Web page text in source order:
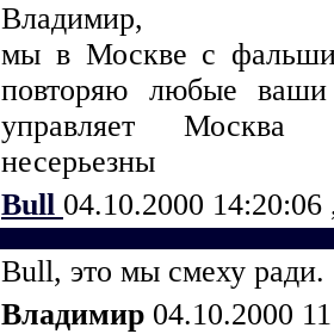
Владимир,
мы в Москве с
повторяю любые
управляет Москва
несерьезны
Bull 04.10.2000 14:20:06
Bull, это мы смеху ради.
Владимир 04.10.2000